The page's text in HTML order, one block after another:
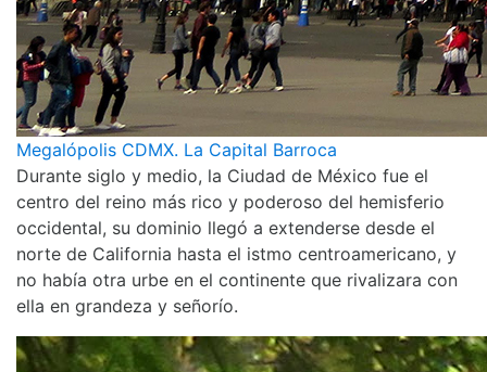
Megalópolis CDMX. La Capital Barroca
Durante siglo y medio, la Ciudad de México fue el
centro del reino más rico y poderoso del hemisferio
occidental, su dominio llegó a extenderse desde el
norte de California hasta el istmo centroamericano, y
no había otra urbe en el continente que rivalizara con
ella en grandeza y señorío.